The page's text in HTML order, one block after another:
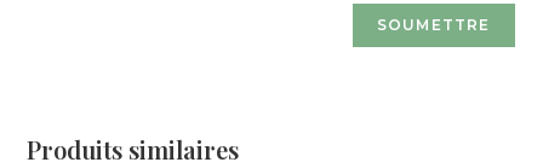
Produits similaires